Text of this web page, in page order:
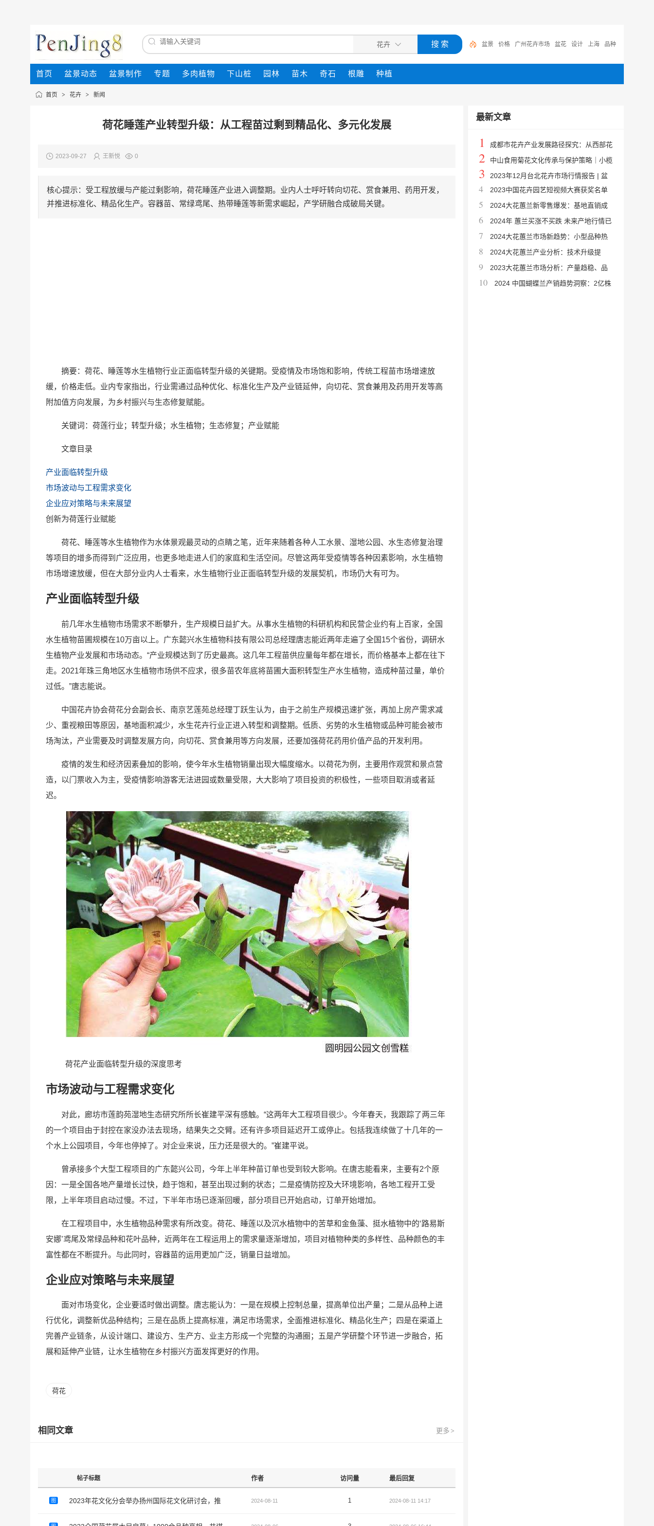
盆景 价格 广州花卉市场 盆花 设计 上海 品种
高档 松 植物
首页 盆景动态 盆景制作 专题 多肉植物 下山桩 园林 苗木 奇石 根雕 种植
首页 > 花卉 > 新闻
荷花睡莲产业转型升级：从工程苗过剩到精品化、多元化发展
2023-09-27 王新悦 0
核心提示：受工程放缓与产能过剩影响，荷花睡莲产业进入调整期。业内人士呼吁转向切花、赏食兼用、药用开发，
并推进标准化、精品化生产。容器苗、常绿鸢尾、热带睡莲等新需求崛起，产学研融合成破局关键。
摘要：荷花、睡莲等水生植物行业正面临转型升级的关键期。受疫情及市场饱和影响，传统工程苗市场增速放
缓，价格走低。业内专家指出，行业需通过品种优化、标准化生产及产业链延伸，向切花、赏食兼用及药用开发等高
附加值方向发展，为乡村振兴与生态修复赋能。
关键词：荷莲行业；转型升级；水生植物；生态修复；产业赋能
文章目录
产业面临转型升级
市场波动与工程需求变化
企业应对策略与未来展望
创新为荷莲行业赋能
荷花、睡莲等水生植物作为水体景观最灵动的点睛之笔，近年来随着各种人工水景、湿地公园、水生态修复治理
等项目的增多而得到广泛应用，也更多地走进人们的家庭和生活空间。尽管这两年受疫情等各种因素影响，水生植物
市场增速放缓，但在大部分业内人士看来，水生植物行业正面临转型升级的发展契机，市场仍大有可为。
产业面临转型升级
前几年水生植物市场需求不断攀升，生产规模日益扩大。从事水生植物的科研机构和民营企业约有上百家，全国
水生植物苗圃规模在10万亩以上。广东懿兴水生植物科技有限公司总经理唐志能近两年走遍了全国15个省份，调研水
生植物产业发展和市场动态。“产业规模达到了历史最高。这几年工程苗供应量每年都在增长，而价格基本上都在往下
走。2021年珠三角地区水生植物市场供不应求，很多苗农年底将苗圃大面积转型生产水生植物，造成种苗过量，单价
过低。”唐志能说。
中国花卉协会荷花分会副会长、南京艺莲苑总经理丁跃生认为，由于之前生产规模迅速扩张，再加上房产需求减
少、重视粮田等原因，基地面积减少，水生花卉行业正进入转型和调整期。低质、劣势的水生植物或品种可能会被市
场淘汰，产业需要及时调整发展方向，向切花、赏食兼用等方向发展，还要加强荷花药用价值产品的开发利用。
疫情的发生和经济因素叠加的影响，使今年水生植物销量出现大幅度缩水。以荷花为例，主要用作观赏和景点营
造，以门票收入为主，受疫情影响游客无法进园或数量受限，大大影响了项目投资的积极性，一些项目取消或者延
迟。
荷花产业面临转型升级的深度思考
市场波动与工程需求变化
对此，廊坊市莲韵苑湿地生态研究所所长崔建平深有感触。“这两年大工程项目很少。今年春天，我跟踪了两三年
的一个项目由于封控在家没办法去现场，结果失之交臂。还有许多项目延迟开工或停止。包括我连续做了十几年的一
个水上公园项目，今年也停掉了。对企业来说，压力还是很大的。”崔建平说。
曾承接多个大型工程项目的广东懿兴公司，今年上半年种苗订单也受到较大影响。在唐志能看来，主要有2个原
因：一是全国各地产量增长过快，趋于饱和，甚至出现过剩的状态；二是疫情防控及大环境影响，各地工程开工受
限，上半年项目启动过慢。不过，下半年市场已逐渐回暖，部分项目已开始启动，订单开始增加。
在工程项目中，水生植物品种需求有所改变。荷花、睡莲以及沉水植物中的苦草和金鱼藻、挺水植物中的‘路易斯
安娜’鸢尾及常绿品种和花叶品种，近两年在工程运用上的需求量逐渐增加，项目对植物种类的多样性、品种颜色的丰
富性都在不断提升。与此同时，容器苗的运用更加广泛，销量日益增加。
企业应对策略与未来展望
面对市场变化，企业要适时做出调整。唐志能认为：一是在规模上控制总量，提高单位出产量；二是从品种上进
行优化，调整新优品种结构；三是在品质上提高标准，满足市场需求，全面推进标准化、精品化生产；四是在渠道上
完善产业链条，从设计端口、建设方、生产方、业主方形成一个完整的沟通圈；五是产学研整个环节进一步融合，拓
展和延伸产业链，让水生植物在乡村振兴方面发挥更好的作用。
荷花
更多 >
相同文章
帖子标题 作者 访问量 最后回复
图 2023年花文化分会举办扬州国际花文化研讨会，推 2024-08-11 1 2024-08-11 14:17
最新文章
1
成都市花卉产业发展路径探究：从西部花
园到公园城市绿色引擎
2
中山食用菊花文化传承与保护策略｜小榄
菊花宴、非遗保护与品牌建设
3
2023年12月台北花卉市场行情报告 | 盆
花均价涨5.7% 切花跌12.4%
4
2023中国花卉园艺短视频大赛获奖名单
揭晓 | 四大类别一等奖作品赏析
5
2024大花蕙兰新零售爆发：基地直销成
主流，出口越南超百万盆
6
2024年 蕙兰买涨不买跌 未来产地行情已
成定势
7
2024大花蕙兰市场新趋势：小型品种热
销、切花量翻倍、上市时间提前
8
2024大花蕙兰产业分析：技术升级提
效，种苗短缺与市场乱象成隐忧
9
2023大花蕙兰市场分析：产量趋稳、品
质两极分化，云南占全国95%
10
2024 中国蝴蝶兰产销趋势洞察：2亿株